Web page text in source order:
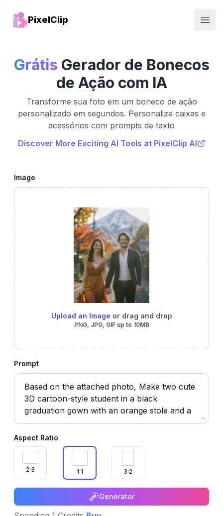
PixelClip
Grátis Gerador de Bonecos
de Ação com IA
Transforme sua foto em um boneco de ação
personalizado em segundos. Personalize caixas e
acessórios com prompts de texto
Discover More Exciting AI Tools at PixelClip AI
Image
Upload an Image or drag and drop
PNG, JPG, GIF up to 10MB
Prompt
Aspect Ratio
2:3 1:1 3:2
Generator